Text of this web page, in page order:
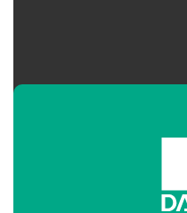
fiscalità differita